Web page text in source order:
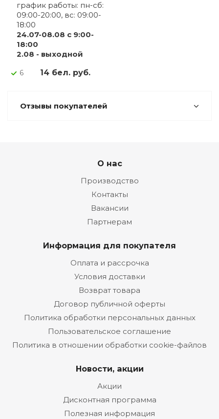
график работы: пн-сб:
09:00-20:00, вс: 09:00-
18:00
24.07-08.08 с 9:00-
18:00
2.08 - выходной
6 14 бел. руб.
Отзывы покупателей
О нас
Производство
Контакты
Вакансии
Партнерам
Информация для покупателя
Оплата и рассрочка
Условия доставки
Возврат товара
Договор публичной оферты
Политика обработки персональных данных
Пользовательское соглашение
Политика в отношении обработки cookie-файлов
Новости, акции
Акции
Дисконтная программа
Полезная информация